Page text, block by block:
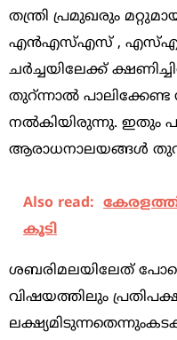
തന്ത്രി പ്രമുഖരും
എൻഎ‌സ്‌എസ്‌ ,
ചർച്ചയിലേക്ക്‌
തുറ്ന്നാൽ പാലിക്കേണ്ട
നൽകിയിരുന്നു. ഇതും
ആരാധനാലയങ്ങൾ
Also read:
കൂടി
ശബരിമലയിലേത്
വിഷയത്തിലും